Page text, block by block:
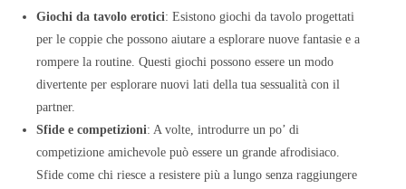
Giochi da tavolo erotici: Esistono giochi da tavolo progettati
per le coppie che possono aiutare a esplorare nuove fantasie e a
rompere la routine. Questi giochi possono essere un modo
divertente per esplorare nuovi lati della tua sessualità con il
partner.
Sfide e competizioni: A volte, introdurre un po’ di
competizione amichevole può essere un grande afrodisiaco.
Sfide come chi riesce a resistere più a lungo senza raggiungere